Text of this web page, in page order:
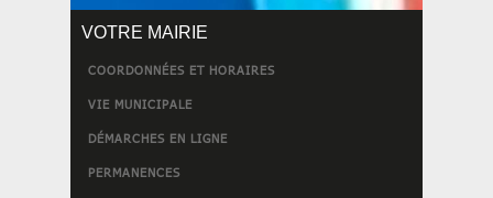
VOTRE MAIRIE
COORDONNÉES ET HORAIRES
VIE MUNICIPALE
DÉMARCHES EN LIGNE
PERMANENCES